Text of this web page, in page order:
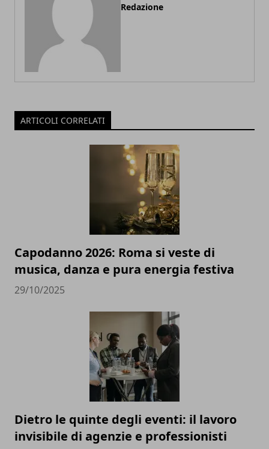
Redazione
ARTICOLI CORRELATI
Capodanno 2026: Roma si veste di
musica, danza e pura energia festiva
29/10/2025
Dietro le quinte degli eventi: il lavoro
invisibile di agenzie e professionisti